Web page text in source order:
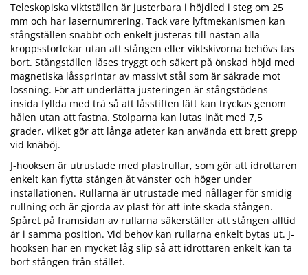
Teleskopiska viktställen är justerbara i höjdled i steg om 25
mm och har lasernumrering. Tack vare lyftmekanismen kan
stångställen snabbt och enkelt justeras till nästan alla
kroppsstorlekar utan att stången eller viktskivorna behövs tas
bort. Stångställen låses tryggt och säkert på önskad höjd med
magnetiska låssprintar av massivt stål som är säkrade mot
lossning. För att underlätta justeringen är stångstödens
insida fyllda med trä så att låsstiften lätt kan tryckas genom
hålen utan att fastna. Stolparna kan lutas inåt med 7,5
grader, vilket gör att långa atleter kan använda ett brett grepp
vid knäböj.
J-hooksen är utrustade med plastrullar, som gör att idrottaren
enkelt kan flytta stången åt vänster och höger under
installationen. Rullarna är utrustade med nållager för smidig
rullning och är gjorda av plast för att inte skada stången.
Spåret på framsidan av rullarna säkerställer att stången alltid
är i samma position. Vid behov kan rullarna enkelt bytas ut. J-
hooksen har en mycket låg slip så att idrottaren enkelt kan ta
bort stången från stället.